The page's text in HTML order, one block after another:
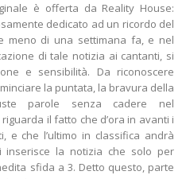
è offerta da Reality House:
dedicato ad un ricordo del
meno di una settimana fa, e nel
di tale notizia ai cantanti, si
e sensibilità. Da riconoscere
la puntata, la bravura della
parole senza cadere nel
il fatto che d’ora in avanti i
e che l’ultimo in classifica andrà
inserisce la notizia che solo per
sfida a 3. Detto questo, parte